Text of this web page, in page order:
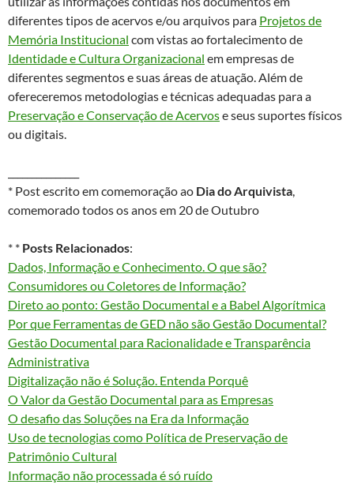
diferentes tipos de acervos e/ou arquivos para Projetos de
Memória Institucional com vistas ao fortalecimento de
Identidade e Cultura Organizacional em empresas de
diferentes segmentos e suas áreas de atuação. Além de
ofereceremos metodologias e técnicas adequadas para a
Preservação e Conservação de Acervose seus suportes físicos
ou digitais.
* Post escrito em comemoração ao Dia do Arquivista,
comemorado todos os anos em 20 de Outubro
* * Posts Relacionados:
Dados, Informação e Conhecimento. O que são?
Consumidores ou Coletores de Informação?
Direto ao ponto: Gestão Documental e a Babel Algorítmica
Por que Ferramentas de GED não são Gestão Documental?
Gestão Documental para Racionalidade e Transparência
Administrativa
Digitalização não é Solução. Entenda Porquê
O Valor da Gestão Documental para as Empresas
O desafio das Soluções na Era da Informação
Uso de tecnologias como Política de Preservação de
Patrimônio Cultural
Informação não processada é só ruído